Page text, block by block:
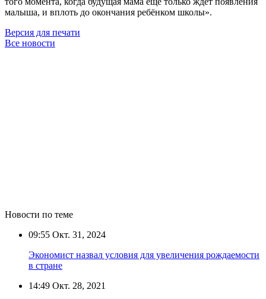
малыша, и вплоть до окончания ребёнком школы».
Версия для печати
Все новости
Новости по теме
09:55 Окт. 31, 2024
Экономист назвал условия для увеличения рождаемости
в стране
14:49 Окт. 28, 2021